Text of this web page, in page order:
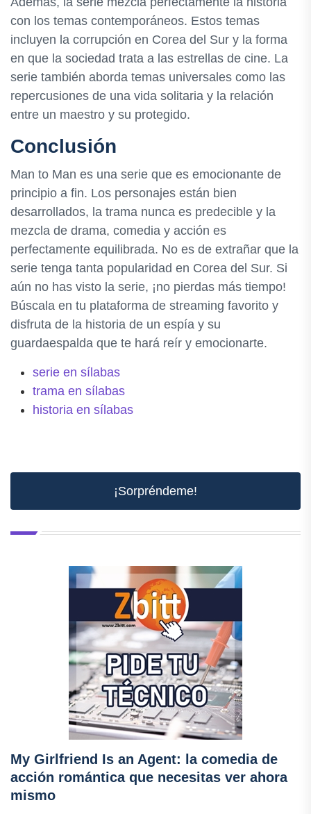
con los temas contemporáneos. Estos temas
incluyen la corrupción en Corea del Sur y la forma
en que la sociedad trata a las estrellas de cine. La
serie también aborda temas universales como las
repercusiones de una vida solitaria y la relación
entre un maestro y su protegido.
Conclusión
Man to Man es una serie que es emocionante de
principio a fin. Los personajes están bien
desarrollados, la trama nunca es predecible y la
mezcla de drama, comedia y acción es
perfectamente equilibrada. No es de extrañar que la
serie tenga tanta popularidad en Corea del Sur. Si
aún no has visto la serie, ¡no pierdas más tiempo!
Búscala en tu plataforma de streaming favorito y
disfruta de la historia de un espía y su
guardaespalda que te hará reír y emocionarte.
serie en sílabas
trama en sílabas
historia en sílabas
¡Sorpréndeme!
My Girlfriend Is an Agent: la comedia de
acción romántica que necesitas ver ahora
mismo